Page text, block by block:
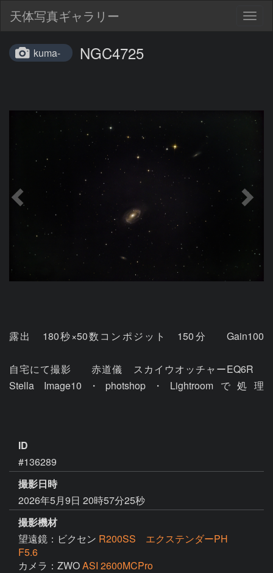
天体写真ギャラリー
kuma- NGC4725
露出　180秒×50数コンポジット　150分	Gain100
自宅にて撮影	赤道儀　スカイウオッチャーEQ6R
Stella Image10・photshop・Lightroomで処理
ID
#136289
撮影日時
2026年5月9日 20時57分25秒
撮影機材
望遠鏡：ビクセン R200SS エクステンダーPH
F5.6
カメラ：ZWOASI 2600MCPro